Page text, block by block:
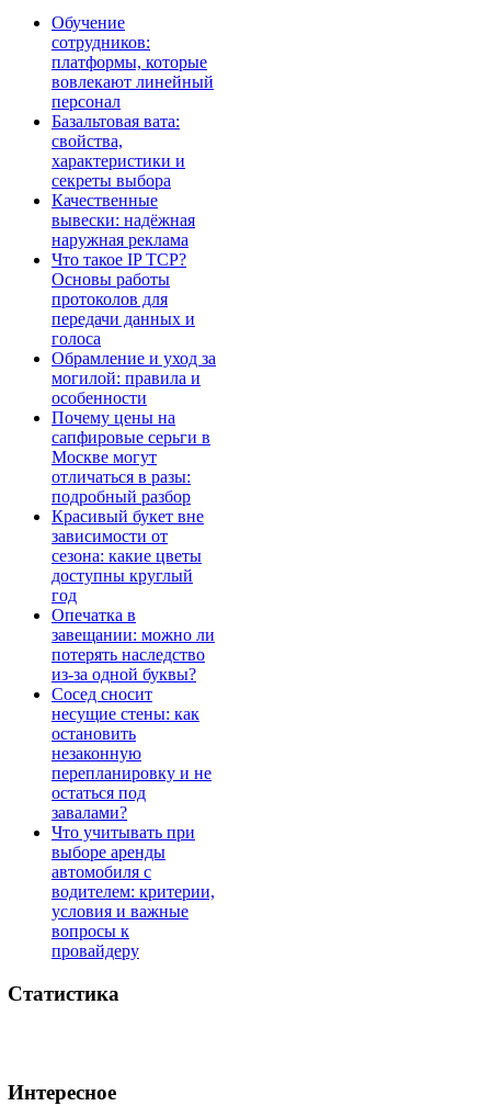
Обучение
сотрудников:
платформы, которые
вовлекают линейный
персонал
Базальтовая вата:
свойства,
характеристики и
секреты выбора
Качественные
вывески: надёжная
наружная реклама
Что такое IP TCP?
Основы работы
протоколов для
передачи данных и
голоса
Обрамление и уход за
могилой: правила и
особенности
Почему цены на
сапфировые серьги в
Москве могут
отличаться в разы:
подробный разбор
Красивый букет вне
зависимости от
сезона: какие цветы
доступны круглый
год
Опечатка в
завещании: можно ли
потерять наследство
из-за одной буквы?
Сосед сносит
несущие стены: как
остановить
незаконную
перепланировку и не
остаться под
завалами?
Что учитывать при
выборе аренды
автомобиля с
водителем: критерии,
условия и важные
вопросы к
провайдеру
Статистика
Интересное